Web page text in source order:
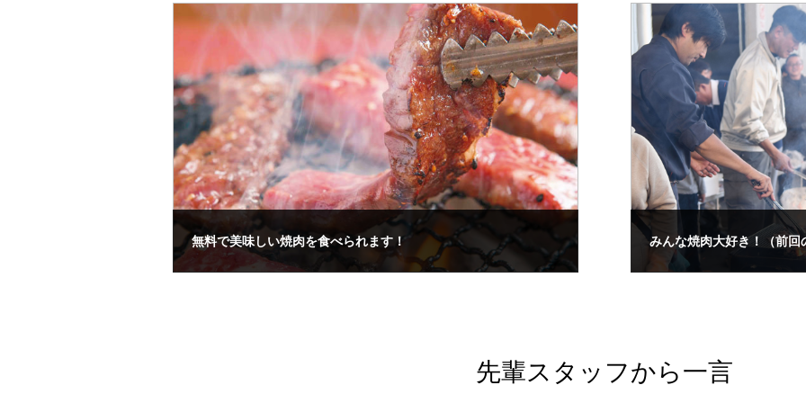
無料で美味しい焼肉を食べられます！ みんな焼肉大好き！（前回
先輩スタッフから⼀⾔